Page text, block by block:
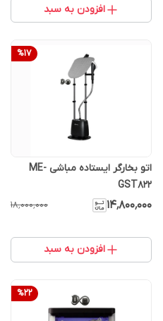
افزودن به سبد
%17
اتو بخارگر ایستاده مباشی ME-
GST822
۱۴٬۸۰۰٬۰۰۰ ۱۸٬۰۰۰٬۰۰۰
افزودن به سبد
%22